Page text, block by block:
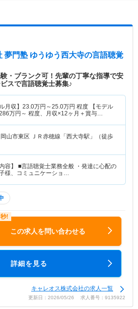
夢門塾 ゆうゆう西大寺の言語聴覚
験・ブランク可！先輩の丁寧な指導で安
スで言語聴覚士募集♪
月収】 23.0万円～25.0万円 程度 【モデル
万円～ 程度、月収×12ヶ月＋賞与
山市東区 ＪＲ赤穂線「西大寺駅」（徒歩
内容】 ■言語聴覚士業務全般 ・発達に心配の
様、コミュニケーショ…
この求人を問い合わせる
詳細を見る
キャレオス株式会社の求人一覧
更新日：2026/05/26 求人番号：9135922